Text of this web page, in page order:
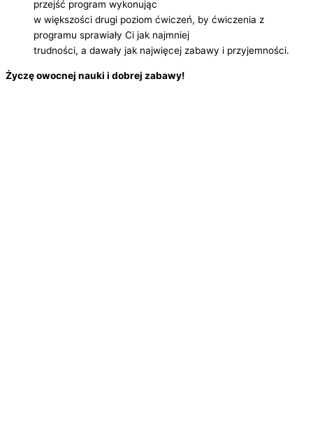
przejść program wykonując
w większości drugi poziom ćwiczeń, by ćwiczenia z
programu sprawiały Ci jak najmniej
trudności, a dawały jak najwięcej zabawy i przyjemności.
Życzę owocnej nauki i dobrej zabawy!